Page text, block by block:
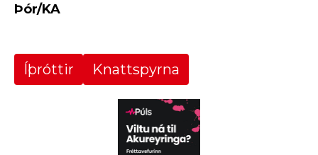
Þór/KA
Íþróttir Knattspyrna